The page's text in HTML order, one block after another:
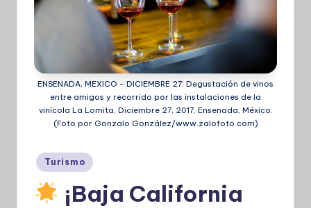
ENSENADA, MEXICO - DICIEMBRE 27: Degustación de vinos
entre amigos y recorrido por las instalaciones de la
vinícola La Lomita, Diciembre 27, 2017, Ensenada, México.
(Foto por Gonzalo González/www.zalofoto.com)
Publicado
en
Turismo
¡Baja California